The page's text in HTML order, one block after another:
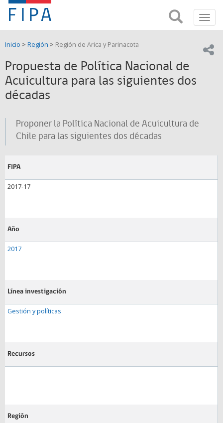
Fondo
de
Investigación
Pesquera
y
(FIPA)-
SUBPESCA
FIPA;
Fondo
Investigación
y
de
Acuicultira
Inicio > Región > Región de Arica y Parinacota
Propuesta de Política Nacional de
Acuicultura para las siguientes dos
décadas
Proponer la Política Nacional de Acuicultura de
Chile para las siguientes dos décadas
FIPA
2017-17
Año
2017
Línea investigación
Gestión y políticas
Recursos
Región